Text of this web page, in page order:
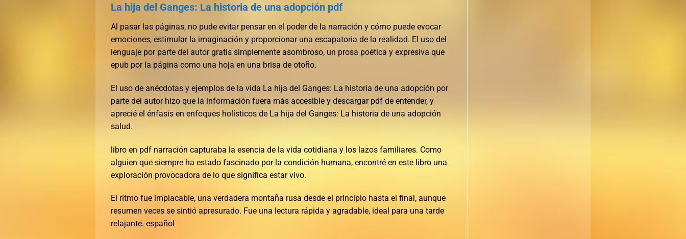
La hija del Ganges: La historia de una adopción pdf
Al pasar las páginas, no pude evitar pensar en el poder de la narración y cómo puede evocar
emociones, estimular la imaginación y proporcionar una escapatoria de la realidad. El uso del
lenguaje por parte del autor gratis simplemente asombroso, un prosa poética y expresiva que
epub por la página como una hoja en una brisa de otoño.
El uso de anécdotas y ejemplos de la vida La hija del Ganges: La historia de una adopción por
parte del autor hizo que la información fuera más accesible y descargar pdf de entender, y
aprecié el énfasis en enfoques holísticos de La hija del Ganges: La historia de una adopción
salud.
libro en pdf narración capturaba la esencia de la vida cotidiana y los lazos familiares. Como
alguien que siempre ha estado fascinado por la condición humana, encontré en este libro una
exploración provocadora de lo que significa estar vivo.
El ritmo fue implacable, una verdadera montaña rusa desde el principio hasta el final, aunque
resumen veces se sintió apresurado. Fue una lectura rápida y agradable, ideal para una tarde
relajante. español